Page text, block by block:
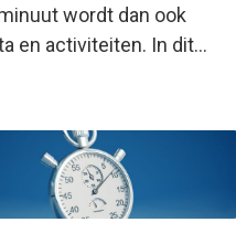
wordt dan ook
en activiteiten. In dit…